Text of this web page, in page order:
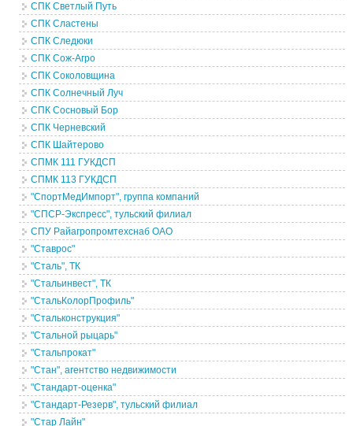
СПК Светлый Путь
СПК Сластены
СПК Следюки
СПК Сож-Агро
СПК Соколовщина
СПК Солнечный Луч
СПК Сосновый Бор
СПК Черневский
СПК Шайтерово
СПМК 111 ГУКДСП
СПМК 113 ГУКДСП
"СпортМедИмпорт", группа компаний
"СПСР-Экспресс", тульский филиал
СПУ Райагропромтехснаб ОАО
"Ставрос"
"Сталь", ТК
"Стальинвест", ТК
"СтальКолорПрофиль"
"Стальконструкция"
"Стальной рыцарь"
"Стальпрокат"
"Стан", агентство недвижимости
"Стандарт-оценка"
"Стандарт-Резерв", тульский филиал
"Стар Лайн"